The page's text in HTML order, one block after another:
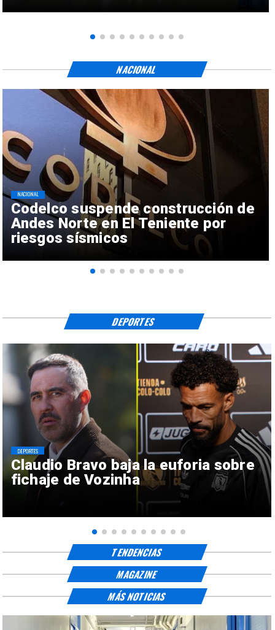
Codelco suspende construcción de
Andes Norte en El Teniente por
riesgos sísmicos
NACIONAL
NACIONAL
Claudio Bravo baja la euforia sobre
fichaje de Vozinha
DEPORTES
DEPORTES
TENDENCIAS
MAGAZINE
MÁS NOTICIAS